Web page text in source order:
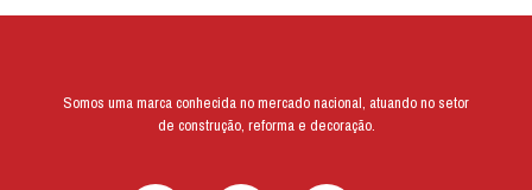
variantes.
ser
escolhidas
Somos uma marca conhecida no mercado nacional, atuando no setor
de construção, reforma e decoração.